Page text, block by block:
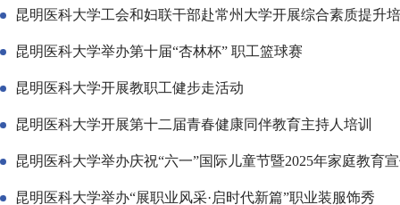
昆明医科大学工会和妇联干部赴常州大学开展综合素质提升
昆明医科大学举办第十届“杏林杯” 职工篮球赛
昆明医科大学开展教职工健步走活动
昆明医科大学开展第十二届青春健康同伴教育主持人培训
昆明医科大学举办庆祝“六一”国际儿童节暨2025年家庭教育
昆明医科大学举办“展职业风采·启时代新篇”职业装服饰秀